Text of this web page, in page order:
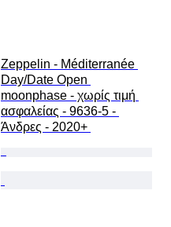
Zeppelin - Méditerranée
Day/Date Open
moonphase - χωρίς τιμή
ασφαλείας - 9636-5 -
Άνδρες - 2020+